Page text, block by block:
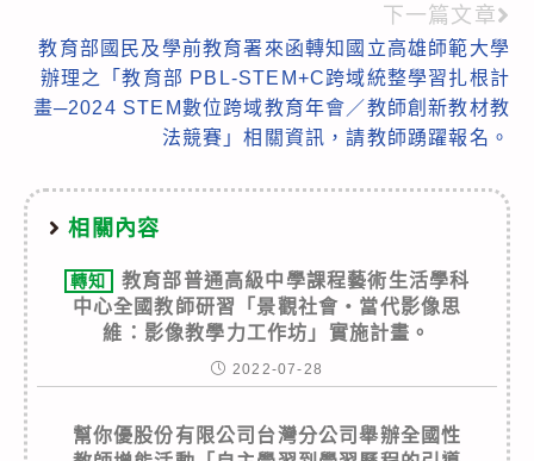
下一篇文章
教育部國民及學前教育署來函轉知國立高雄師範大學
辦理之「教育部 PBL-STEM+C跨域統整學習扎根計
畫─2024 STEM數位跨域教育年會／教師創新教材教
法競賽」相關資訊，請教師踴躍報名。
相關內容
轉知
教育部普通高級中學課程藝術生活學科
中心全國教師研習「景觀社會‧當代影像思
維：影像教學力工作坊」實施計畫。
2022-07-28
幫你優股份有限公司台灣分公司舉辦全國性